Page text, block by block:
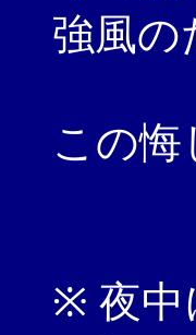
強風の
この
※ 夜中